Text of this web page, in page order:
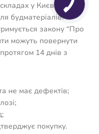
у Києві, що
будматеріалів.
закону “Про
можуть повернути
14 днів з
не має дефектів;
покупку.